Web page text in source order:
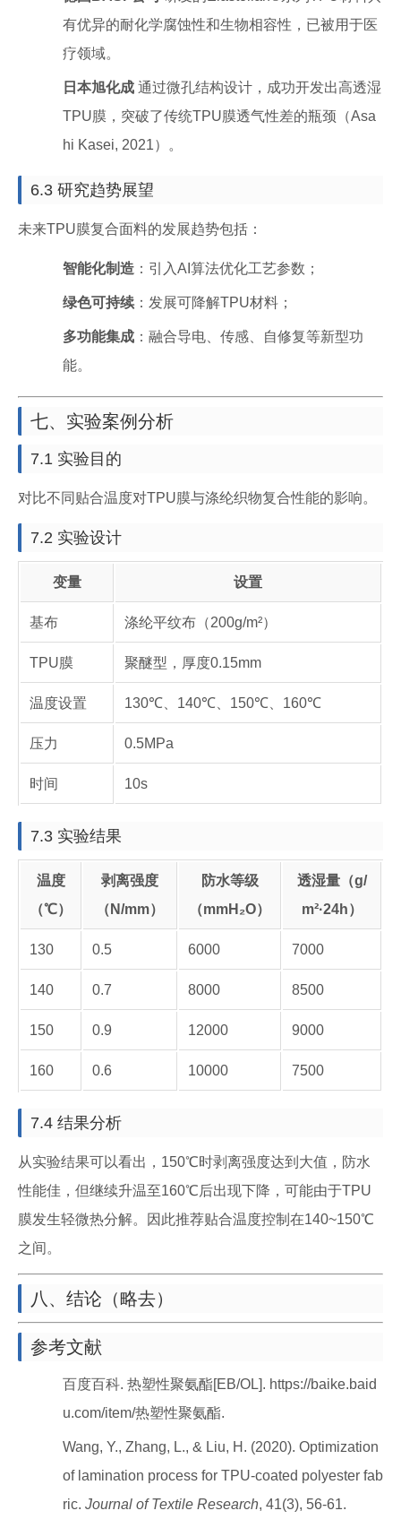
有优异的耐化学腐蚀性和生物相容性，已被用于医
疗领域。
日本旭化成 通过微孔结构设计，成功开发出高透湿
TPU膜，突破了传统TPU膜透气性差的瓶颈（Asa
hi Kasei, 2021）。
6.3 研究趋势展望
未来TPU膜复合面料的发展趋势包括：
智能化制造 ：引入AI算法优化工艺参数；
绿色可持续 ：发展可降解TPU材料；
多功能集成 ：融合导电、传感、自修复等新型功
能。
七、实验案例分析
7.1 实验目的
对比不同贴合温度对TPU膜与涤纶织物复合性能的影响。
7.2 实验设计
变量 设置
基布 涤纶平纹布（200g/m²）
TPU膜 聚醚型，厚度0.15mm
温度设置 130℃、140℃、150℃、160℃
压力 0.5MPa
时间 10s
7.3 实验结果
温度
（℃）
剥离强度
（N/mm）
防水等级
（mmH₂O）
透湿量（g/
m²·24h）
130 0.5 6000 7000
140 0.7 8000 8500
150 0.9 12000 9000
160 0.6 10000 7500
7.4 结果分析
从实验结果可以看出，150℃时剥离强度达到大值，防水
性能佳，但继续升温至160℃后出现下降，可能由于TPU
膜发生轻微热分解。因此推荐贴合温度控制在140~150℃
之间。
八、结论（略去）
参考文献
百度百科. 热塑性聚氨酯[EB/OL]. https://baike.baid
u.com/item/热塑性聚氨酯.
Wang, Y., Zhang, L., & Liu, H. (2020). Optimization
of lamination process for TPU-coated polyester fab
ric. Journal of Textile Research, 41(3), 56-61.